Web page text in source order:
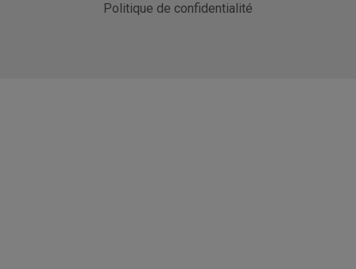
Politique de confidentialité